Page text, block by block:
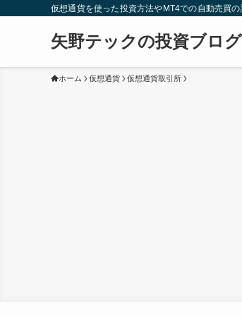
仮想通貨を使った投資方法やMT4での自動売買
矢野テックの投資ブログ
ホーム 仮想通貨 仮想通貨取引所